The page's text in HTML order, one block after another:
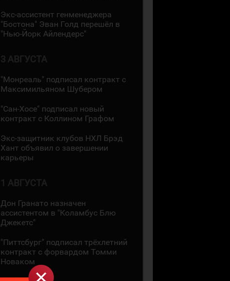
Экс-ассистент генменеджера
"Бостона" Эван Голд перешёл в
"Нью-Йорк Айлендерс"
3 АВГУСТА
"Монреаль" подписал контракт с
Максимильяном Шубером
"Сан-Хосе" подписал новый
контракт с Коллином Графом
Экс-защитник клубов НХЛ Брэд
Хант объявил о завершении
карьеры
1 АВГУСТА
Дон Гранато назначен
ассистентом в "Коламбус Блю
Джекетс"
"Питтсбург" подписал трёхлетний
контракт с форвардом Томми
Новаком